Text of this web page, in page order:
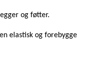
og føtter.
elastisk og forebygge